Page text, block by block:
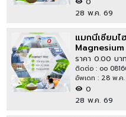
28 พ.ค. 69
แมกนีเซียมไ
Grade,
ราคา 0.00 บาท
ติดต่อ : oo
อัพเดท : 28 พ.ค.
0
28 พ.ค. 69